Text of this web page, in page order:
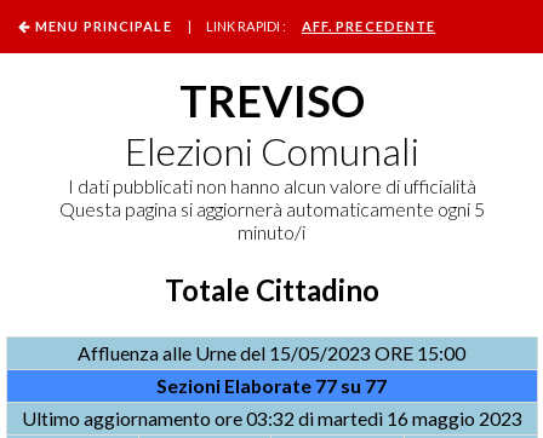
MENU PRINCIPALE | LINK RAPIDI : AFF. PRECEDENTE
TREVISO
Elezioni Comunali
I dati pubblicati non hanno alcun valore di ufficialità
Questa pagina si aggiornerà automaticamente ogni 5
minuto/i
Totale Cittadino
Affluenza alle Urne del 15/05/2023 ORE 15:00
Sezioni Elaborate 77 su 77
Ultimo aggiornamento ore 03:32 di martedì 16 maggio 2023